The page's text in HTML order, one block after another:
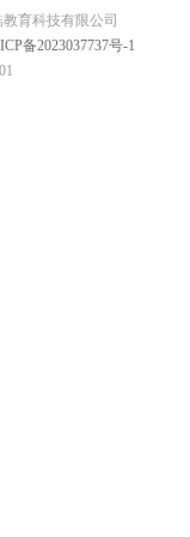
育科技有限公司
备2023037737号-1